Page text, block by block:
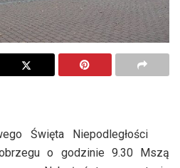
Święta Niepodległości
o godzinie 9.30 Mszą